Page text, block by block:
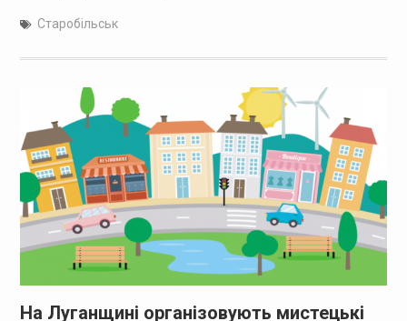
Старобільськ
На Луганщині організовують мистецькі